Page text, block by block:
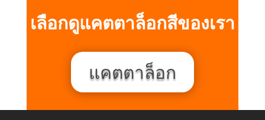
เลือกดูแคตตาล็อกสีของเรา
แคตตาล็อก